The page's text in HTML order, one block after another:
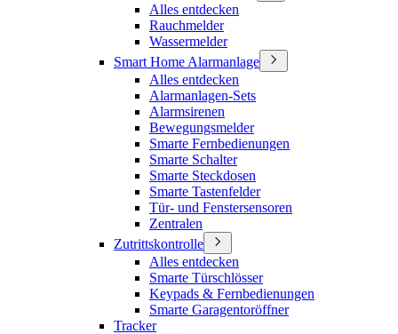
Alles entdecken
Rauchmelder
Wassermelder
Smart Home Alarmanlage
Alles entdecken
Alarmanlagen-Sets
Alarmsirenen
Bewegungsmelder
Smarte Fernbedienungen
Smarte Schalter
Smarte Steckdosen
Smarte Tastenfelder
Tür- und Fenstersensoren
Zentralen
Zutrittskontrolle
Alles entdecken
Smarte Türschlösser
Keypads & Fernbedienungen
Smarte Garagentoröffner
Tracker